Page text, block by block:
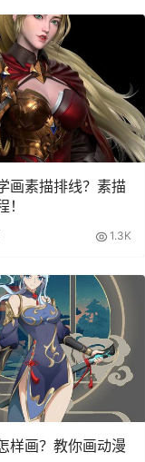
画素描排线？素描
1.3K
样画？教你画动漫